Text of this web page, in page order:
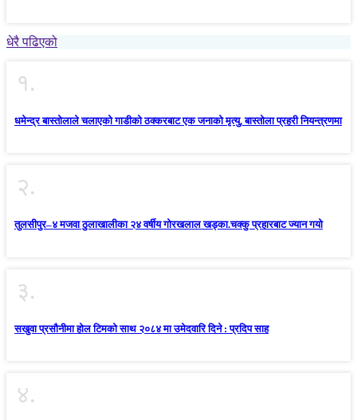
धेरै पढिएको
१.
धमेन्द्र बास्तोलाले चलाएको गाडीको ठक्करबाट एक जनाको मृत्यु, बास्तोला प्रहरी नियन्त्रणमा
२.
तुलसीपुर–४ मजवा ठुलाखालीका २४ वर्षीय गोरखलाल खड्का.चक्कु प्रहारबाट ज्यान गयो
३.
सखुवा प्रसौनीमा होल टिमको साथ २०८४ मा उमेदवारि दिने : प्रदिप साह
४.